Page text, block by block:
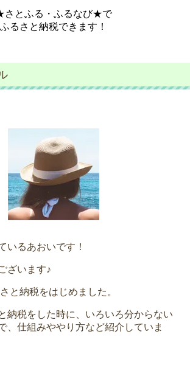
とふる・ふるなび★で
ふるさと納税できます！
いるあおいです！
ざいます♪
と納税をはじめました。
納税をした時に、いろいろ分からない
、仕組みややり方など紹介していま